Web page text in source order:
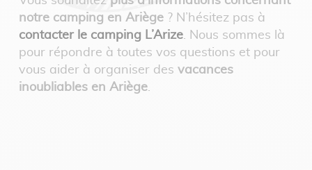
notre camping en Ariège? N’hésitez pas à
contacter le camping L’Arize. Nous sommes là
pour répondre à toutes vos questions et pour
vous aider à organiser des vacances
inoubliables en Ariège.